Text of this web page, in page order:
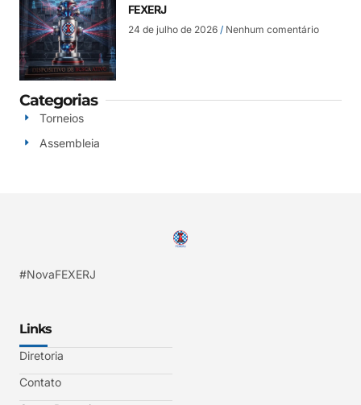
FEXERJ
24 de julho de 2026 Nenhum comentário
Categorias
Torneios
Assembleia
#NovaFEXERJ
Links
Diretoria
Contato